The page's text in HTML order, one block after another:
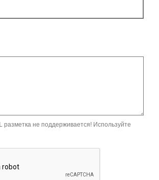
разметка не поддерживается! Используйте